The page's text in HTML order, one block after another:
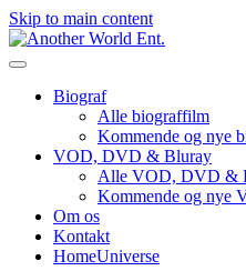
Skip to main content
Biograf
Alle biograffilm
Kommende og nye
VOD, DVD & Bluray
Alle VOD, DVD &
Kommende og
Om os
Kontakt
HomeUniverse